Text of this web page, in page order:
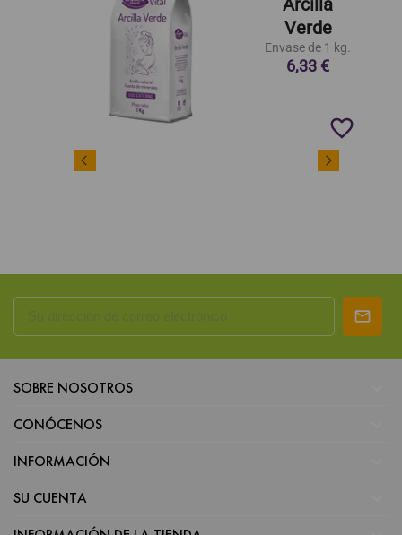
Verde
Envase de 1 kg.
6,33 €
favorite_border
SOBRE NOSOTROS
CONÓCENOS
INFORMACIÓN
SU CUENTA